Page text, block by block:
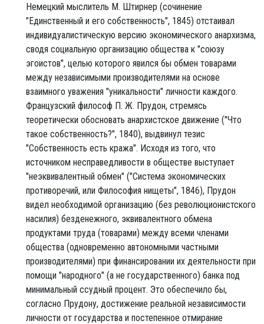
Немецкий мыслитель М. Штирнер (сочинение
"Единственный и его собственность", 1845) отстаивал
индивидуалистическую версию экономического анархизма,
сводя социальную организацию общества к "союзу
эгоистов", целью которого явился бы обмен товарами
между независимыми производителями на основе
взаимного уважения "уникальности" личности каждого.
Французский философ П. Ж. Прудон, стремясь
теоретически обосновать анархистское движение ("Что
такое собственность?", 1840), выдвинул тезис
"Собственность есть кража". Исходя из того, что
источником несправедливости в обществе выступает
"неэквивалентный обмен" ("Система экономических
противоречий, или Философия нищеты", 1846), Прудон
видел необходимой организацию (без революционистского
насилия) безденежного, эквивалентного обмена
продуктами труда (товарами) между всеми членами
общества (одновременно автономными частными
производителями) при финансировании их деятельности при
помощи "народного" (а не государственного) банка под
минимальный ссудный процент. Это обеспечило бы,
согласно Прудону, достижение реальной независимости
личности от государства и постепенное отмирание